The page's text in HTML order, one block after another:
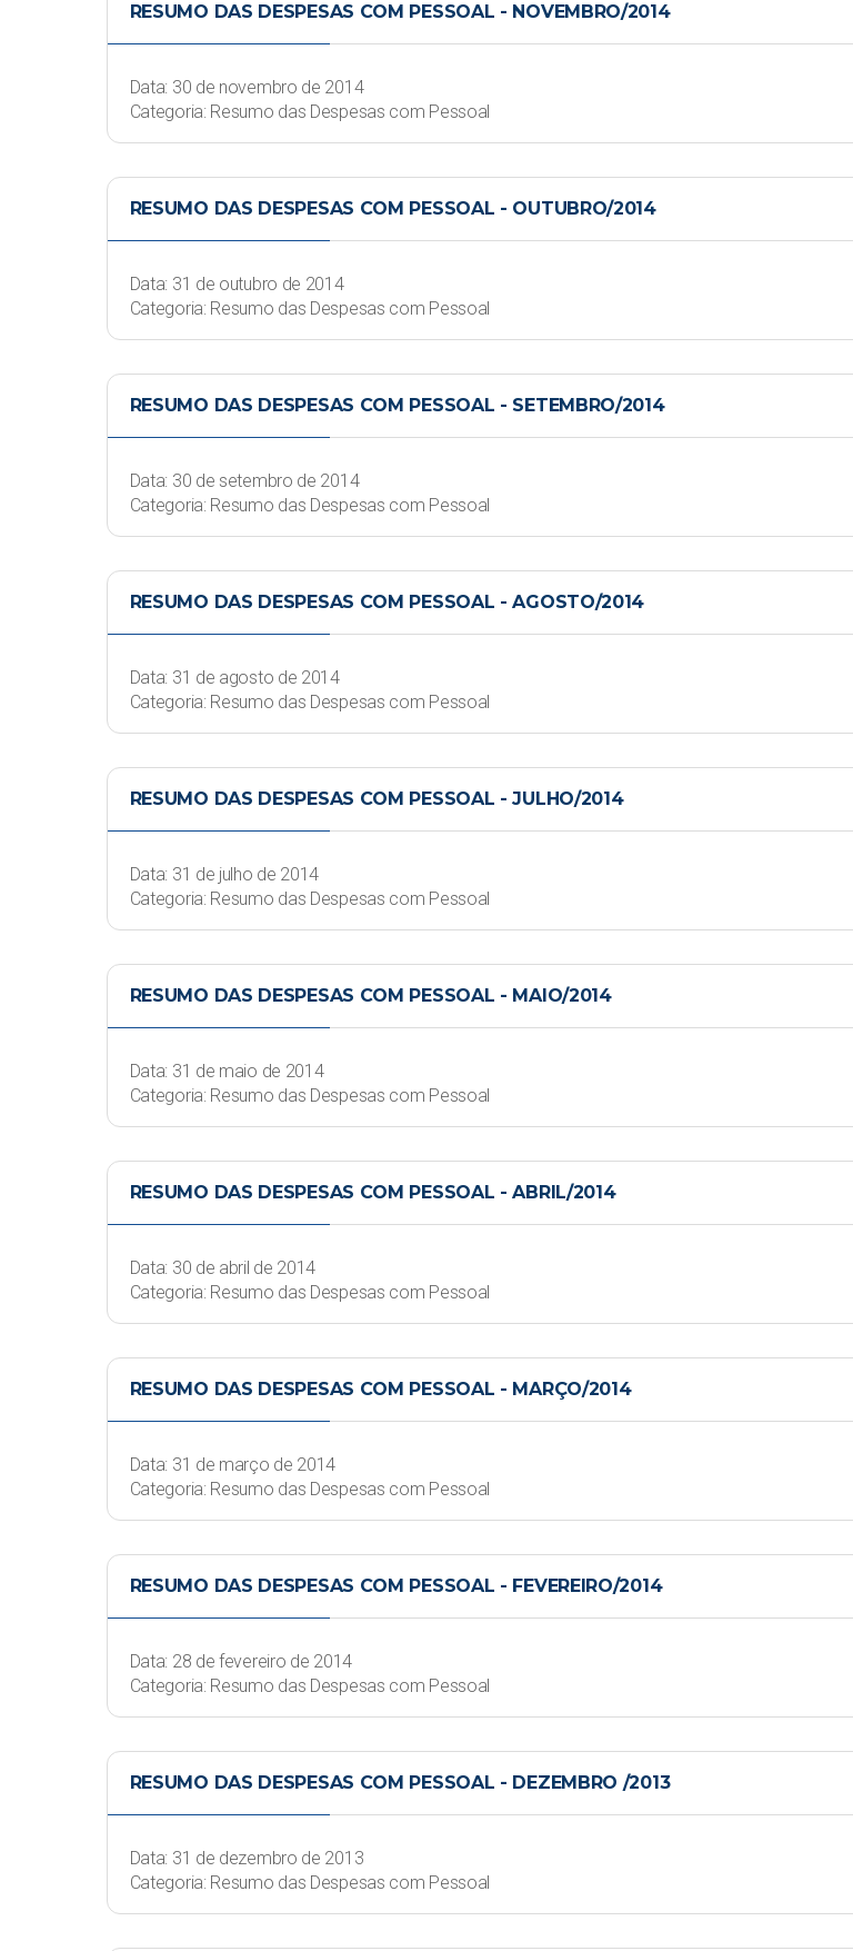
RESUMO DAS DESPESAS COM PESSOAL - NOVEMBRO/2014
Data: 30 de novembro de 2014
Categoria: Resumo das Despesas com Pessoal
RESUMO DAS DESPESAS COM PESSOAL - OUTUBRO/2014
Data: 31 de outubro de 2014
Categoria: Resumo das Despesas com Pessoal
RESUMO DAS DESPESAS COM PESSOAL - SETEMBRO/2014
Data: 30 de setembro de 2014
Categoria: Resumo das Despesas com Pessoal
RESUMO DAS DESPESAS COM PESSOAL - AGOSTO/2014
Data: 31 de agosto de 2014
Categoria: Resumo das Despesas com Pessoal
RESUMO DAS DESPESAS COM PESSOAL - JULHO/2014
Data: 31 de julho de 2014
Categoria: Resumo das Despesas com Pessoal
RESUMO DAS DESPESAS COM PESSOAL - MAIO/2014
Data: 31 de maio de 2014
Categoria: Resumo das Despesas com Pessoal
RESUMO DAS DESPESAS COM PESSOAL - ABRIL/2014
Data: 30 de abril de 2014
Categoria: Resumo das Despesas com Pessoal
RESUMO DAS DESPESAS COM PESSOAL - MARÇO/2014
Data: 31 de março de 2014
Categoria: Resumo das Despesas com Pessoal
RESUMO DAS DESPESAS COM PESSOAL - FEVEREIRO/2014
Data: 28 de fevereiro de 2014
Categoria: Resumo das Despesas com Pessoal
RESUMO DAS DESPESAS COM PESSOAL - DEZEMBRO /2013
Data: 31 de dezembro de 2013
Categoria: Resumo das Despesas com Pessoal